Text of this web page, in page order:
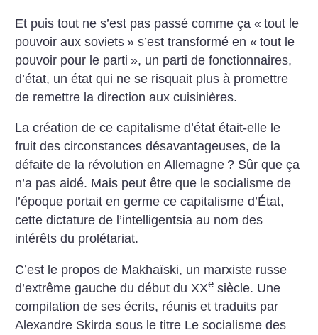
Et puis tout ne s’est pas passé comme ça « tout le
pouvoir aux soviets » s’est transformé en « tout le
pouvoir pour le parti », un parti de fonctionnaires,
d’état, un état qui ne se risquait plus à promettre
de remettre la direction aux cuisinières.
La création de ce capitalisme d’état était-elle le
fruit des circonstances désavantageuses, de la
défaite de la révolution en Allemagne ? Sûr que ça
n’a pas aidé. Mais peut être que le socialisme de
l’époque portait en germe ce capitalisme d’État,
cette dictature de l’intelligentsia au nom des
intérêts du prolétariat.
C’est le propos de Makhaïski, un marxiste russe
d’extrême gauche du début du XXe siècle. Une
compilation de ses écrits, réunis et traduits par
Alexandre Skirda sous le titre Le socialisme des